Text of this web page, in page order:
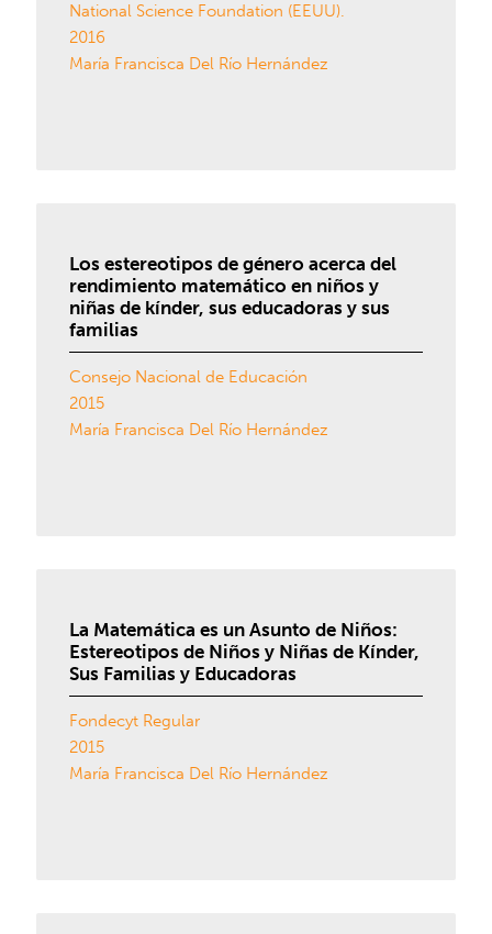
National Science Foundation (EEUU).
2016
María Francisca Del Río Hernández
Los estereotipos de género acerca del
rendimiento matemático en niños y
niñas de kínder, sus educadoras y sus
familias
Consejo Nacional de Educación
2015
María Francisca Del Río Hernández
La Matemática es un Asunto de Niños:
Estereotipos de Niños y Niñas de Kínder,
Sus Familias y Educadoras
Fondecyt Regular
2015
María Francisca Del Río Hernández